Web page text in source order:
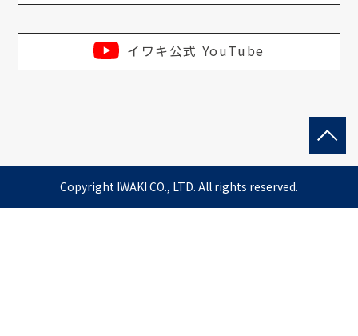
イワキ公式 YouTube
Copyright IWAKI CO., LTD. All rights reserved.